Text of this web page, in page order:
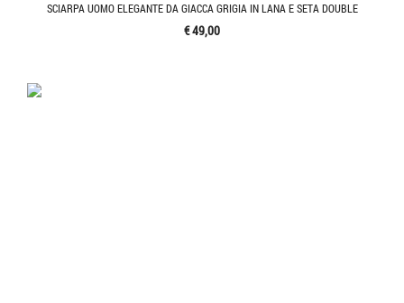
SCIARPA UOMO ELEGANTE DA GIACCA GRIGIA IN LANA E SETA DOUBLE
€ 49,00